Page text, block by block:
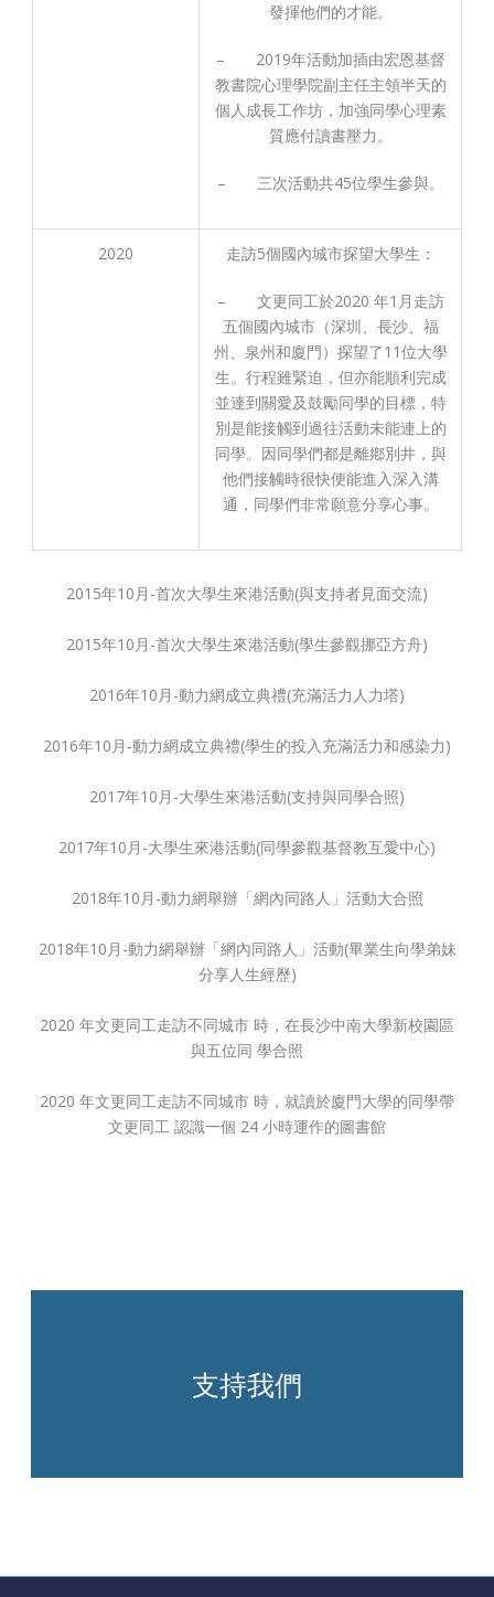
發揮他們的才能。
– 2019年活動加插由宏恩基督
教書院心理學院副主任主領半天的
個人成長工作坊，加強同學心理素
質應付讀書壓力。
– 三次活動共45位學生參與。
2020 走訪5個國內城市探望大學生：
– 文更同工於2020 年1月走訪
五個國內城市（深圳、長沙、福
州、泉州和廈門）探望了11位大學
生。行程雖緊迫，但亦能順利完成
並達到關愛及鼓勵同學的目標，特
別是能接觸到過往活動未能連上的
同學。因同學們都是離鄕別井，與
他們接觸時很快便能進入深入溝
通，同學們非常願意分享心事。
2015年10月-首次大學生來港活動(與支持者見面交流)
2015年10月-首次大學生來港活動(學生參觀挪亞方舟)
2016年10月-動力網成立典禮(充滿活力人力塔)
2016年10月-動力網成立典禮(學生的投入充滿活力和感染力)
2017年10月-大學生來港活動(支持與同學合照)
2017年10月-大學生來港活動(同學參觀基督教互愛中心)
2018年10月-動力網舉辦「網內同路人」活動大合照
2018年10月-動力網舉辦「網內同路人」活動(畢業生向學弟妹
分享人生經歷)
2020 年文更同工走訪不同城市 時，在長沙中南大學新校園區
與五位同 學合照
2020 年文更同工走訪不同城市 時，就讀於廈門大學的同學帶
文更同工 認識一個 24 小時運作的圖書館
支持我們